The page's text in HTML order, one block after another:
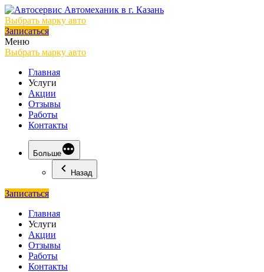
Выбрать марку авто
Записаться
Меню
Выбрать марку авто
Главная
Услуги
Акции
Отзывы
Работы
Контакты
Больше
Назад
Записаться
Главная
Услуги
Акции
Отзывы
Работы
Контакты